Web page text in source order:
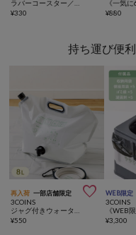
¥330
¥880
持ち運び便
再入荷 一部店舗限定 
3COINS
ジャグ付きウォータータンク：8L／SOBANI
¥550
WEB限定
3COINS
¥3,300